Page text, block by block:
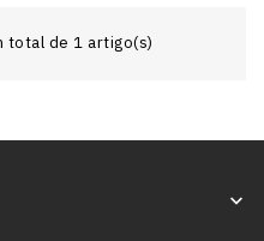
total de 1 artigo(s)
keyboard_arrow_down